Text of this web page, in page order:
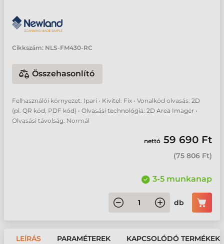
Cikkszám: NLS-FM430-RC
Összehasonlító
Felhasználói környezet: Ipari • Kivitel: Fix • Vonalkód olvasás: 2D
(pl. QR kód, PDF kód) • Olvasási technológia: 2D Area Imager •
Olvasási távolság: Normál
nettó 59 690 Ft
(75 806 Ft)
3-5 munkanap
db
LEÍRÁS PARAMÉTEREK KAPCSOLÓDÓ TERMÉKEK